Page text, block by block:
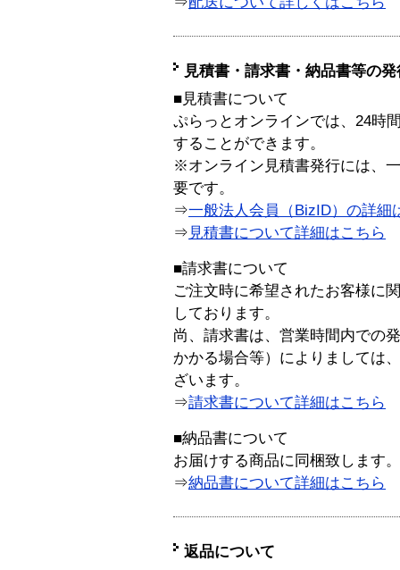
見積書・請求書・納品書等の
■見積書について
ぷらっとオンラインでは、24時
することができます。
※オンライン見積書発行には、
要です。
⇒一般法人会員（BizID）の詳細
⇒ 見積書について詳細はこちら
■請求書について
ご注文時に希望されたお客様に
しております。
尚、請求書は、営業時間内での
かかる場合等）によりましては
ざいます。
⇒請求書について詳細はこちら
■納品書について
お届けする商品に同梱致します。
⇒納品書について詳細はこちら
返品について